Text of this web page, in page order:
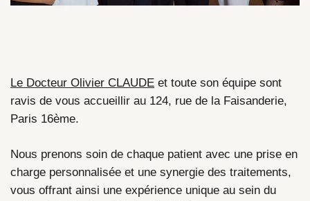
Le Docteur Olivier CLAUDE et toute son équipe sont
ravis de vous accueillir au 124, rue de la Faisanderie,
Paris 16ème.
Nous prenons soin de chaque patient avec une prise en
charge personnalisée et une synergie des traitements,
vous offrant ainsi une expérience unique au sein du